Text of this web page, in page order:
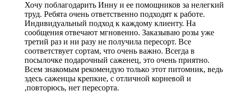
Хочу поблагодарить Инну и ее помощников за нелегкий
труд. Ребята очень ответственно подходят к работе.
Индивидуальный подход к каждому клиенту. На
сообщения отвечают мгновенно. Заказываю розы уже
третий раз и ни разу не получила пересорт. Все
соответствует сортам, что очень важно. Всегда в
посылочке подарочный саженец, это очень приятно.
Всем знакомым рекомендую только этот питомник, ведь
здесь саженцы крепкие, с отличной корневой и
,повторюсь, нет пересорта.